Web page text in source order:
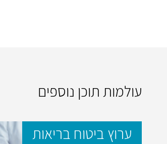
עולמות תוכן נוספים
ערוץ ביטוח בריאות